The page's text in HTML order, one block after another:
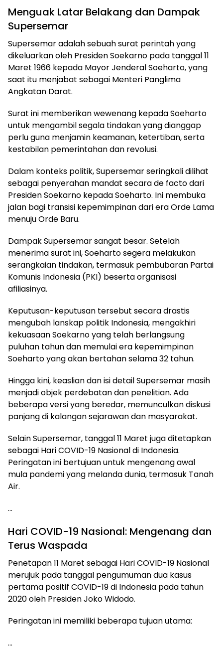
Menguak Latar Belakang dan Dampak
Supersemar
Supersemar adalah sebuah surat perintah yang
dikeluarkan oleh Presiden Soekarno pada tanggal 11
Maret 1966 kepada Mayor Jenderal Soeharto, yang
saat itu menjabat sebagai Menteri Panglima
Angkatan Darat.
Surat ini memberikan wewenang kepada Soeharto
untuk mengambil segala tindakan yang dianggap
perlu guna menjamin keamanan, ketertiban, serta
kestabilan pemerintahan dan revolusi.
Dalam konteks politik, Supersemar seringkali dilihat
sebagai penyerahan mandat secara de facto dari
Presiden Soekarno kepada Soeharto. Ini membuka
jalan bagi transisi kepemimpinan dari era Orde Lama
menuju Orde Baru.
Dampak Supersemar sangat besar. Setelah
menerima surat ini, Soeharto segera melakukan
serangkaian tindakan, termasuk pembubaran Partai
Komunis Indonesia (PKI) beserta organisasi
afiliasinya.
Keputusan-keputusan tersebut secara drastis
mengubah lanskap politik Indonesia, mengakhiri
kekuasaan Soekarno yang telah berlangsung
puluhan tahun dan memulai era kepemimpinan
Soeharto yang akan bertahan selama 32 tahun.
Hingga kini, keaslian dan isi detail Supersemar masih
menjadi objek perdebatan dan penelitian. Ada
beberapa versi yang beredar, memunculkan diskusi
panjang di kalangan sejarawan dan masyarakat.
Selain Supersemar, tanggal 11 Maret juga ditetapkan
sebagai Hari COVID-19 Nasional di Indonesia.
Peringatan ini bertujuan untuk mengenang awal
mula pandemi yang melanda dunia, termasuk Tanah
Air.
…
Hari COVID-19 Nasional: Mengenang dan
Terus Waspada
Penetapan 11 Maret sebagai Hari COVID-19 Nasional
merujuk pada tanggal pengumuman dua kasus
pertama positif COVID-19 di Indonesia pada tahun
2020 oleh Presiden Joko Widodo.
Peringatan ini memiliki beberapa tujuan utama:
…